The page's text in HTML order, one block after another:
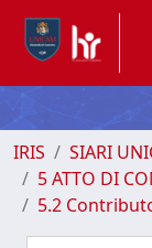
IRIS
SIARI
5 ATTO DI
5.2